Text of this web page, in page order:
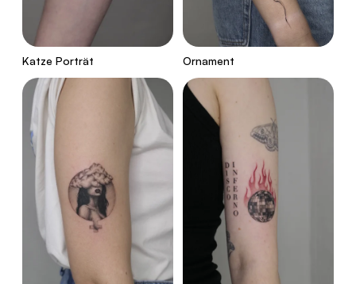
Katze Porträt Ornament